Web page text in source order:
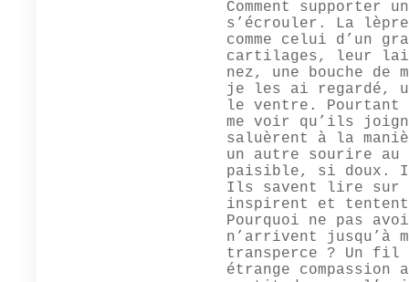
Comment supporter
s’écrouler. La
comme celui d’un
cartilages, leur
nez, une bouche de
je les ai regardé,
le ventre. Pourtant
me voir qu’ils
saluèrent à la
un autre sourire
paisible, si doux.
Ils savent lire sur
inspirent et
Pourquoi ne pas
n’arrivent jusqu’à
transperce ? Un fil
étrange compassion